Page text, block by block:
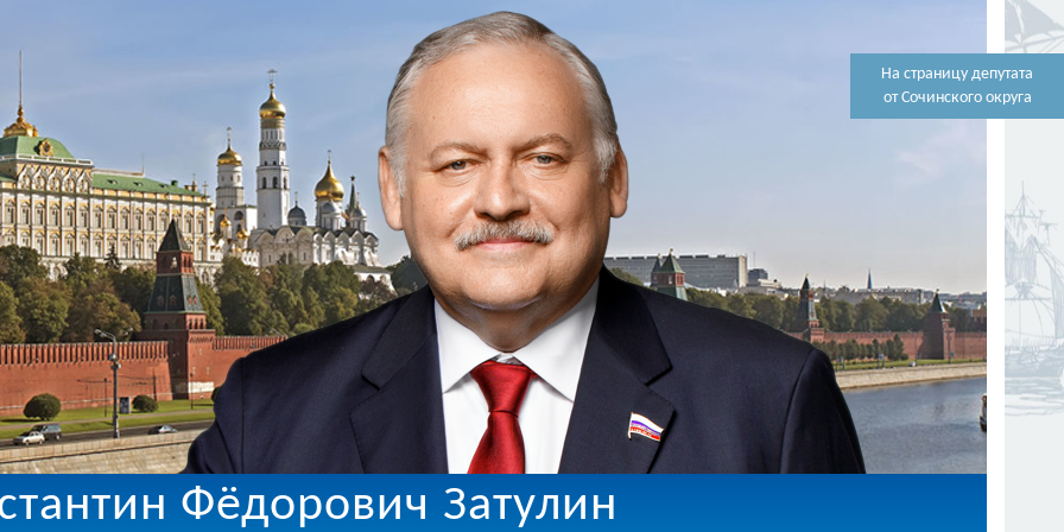
На страницу депутата
от Сочинского округа
Фёдорович Затулин